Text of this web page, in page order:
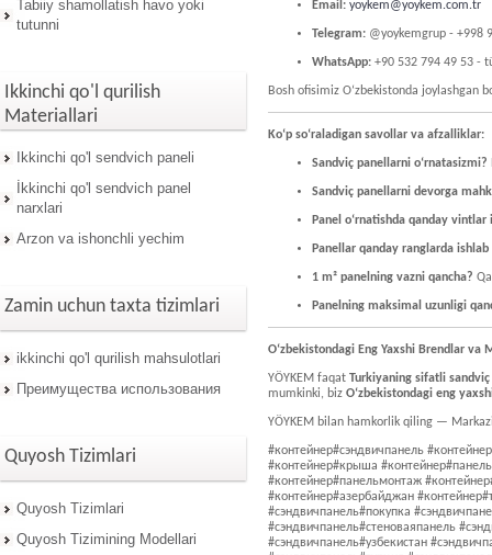
Tabiiy shamollatish havo yoki
tutunni
Ikkinchi qo'l qurilish
Materiallari
Ikkinchi qo'l sendvich paneli
İkkinchi qo'l sendvich panel
narxlari
Arzon va ishonchli yechim
Zamin uchun taxta tizimlari
ikkinchi qo'l qurilish mahsulotlari
Преимущества использования
Quyosh Tizimlari
Quyosh Tizimlari
Quyosh Tizimining Modellari
Email: yoykem@yoykem.com.tr
Telegram: @yoykemgrup - +998
WhatsApp: +90 532 794 49 53 -
Bosh ofisimiz O‘zbekistonda joylashgan
Ko‘p so‘raladigan savollar va afzalliklar:
Sandviç panellarni o‘rnatasizmi?
Sandviç panellarni devorga
Panel o‘rnatishda qanday
Panellar qanday ranglarda
1 m² panelning vazni qancha?
Panelning maksimal uzunligi
O‘zbekistondagi Eng Yaxshi Brendlar va
YÖYKEM faqat Turkiyaning sifatli
mumkinki, biz O‘zbekistondagi eng
YÖYKEM bilan hamkorlik qiling —
#контейнер#сэндвичпанель #контейнер#б/у #контейнер#продажа #контейнер#покупка #контейнер#монтаж #контейнер#строительство #контейнер#крыша #контейнер#панель #контейнер#стеноваяпанель #контейнер#холоднаякомната #контейнер#чистаякомната #контейнер#панельмонтаж #контейнер#узбекистан #контейнер#казахстан #контейнер#киргизия #контейнер#таджикистан #контейнер#азербайджан #контейнер#турция #контейнер#профпанель #сэндвичпанель#контейнер #сэндвичпанель#б/у #сэндвичпанель#продажа #сэндвичпанель#покупка #сэндвичпанель#монтаж #сэндвичпанель#строительство #сэндвичпанель#крыша #сэндвичпанель#панель #сэндвичпанель#стеноваяпанель #сэндвичпанель#холоднаякомната #сэндвичпанель#чистаякомната #сэндвичпанель#панельмонтаж #сэндвичпанель#узбекистан #сэндвичпанель#казахстан #сэндвичпанель#киргизия #сэндвичпанель#таджикистан #сэндвичпанель#азербайджан #сэндвичпанель#турция #сэндвичпанель#профпанель #б/у#контейнер #б/у#сэндвичпанель #б/у#продажа #б/у#покупка #б/у#монтаж #б/у#строительство #б/у#крыша #б/у#панель #б/у#стеноваяпанель #б/у#холоднаякомната #б/у#чистаякомната #б/у#панельмонтаж #б/у#узбекистан #б/у#казахстан #б/у#киргизия #б/у#таджикистан #б/у#азербайджан #б/у#турция #б/у#профпанель #продажа#контейнер #продажа#сэндвичпанель #продажа#б/у #продажа#покупка #продажа#монтаж #продажа#строительство #продажа#крыша #продажа#панель #продажа#стеноваяпанель #продажа#холоднаякомната #продажа#чистаякомната #продажа#панельмонтаж #продажа#узбекистан #продажа#казахстан #продажа#киргизия #продажа#таджикистан #продажа#азербайджан #продажа#турция #продажа#профпанель #покупка#контейнер #покупка#сэндвичпанель #покупка#б/у #покупка#продажа #покупка#монтаж #покупка#строительство #покупка#крыша #покупка#панель #покупка#стеноваяпанель #покупка#холоднаякомната #покупка#чистаякомната #покупка#панельмонтаж #покупка#узбекистан #покупка#казахстан #покупка#киргизия #покупка#таджикистан #покупка#азербайджан #покупка#турция #покупка#профпанель #монтаж#контейнер #монтаж#сэндвичпанель #монтаж#б/у #монтаж#продажа #монтаж#покупка #монтаж#строительство #монтаж#крыша #монтаж#панель #монтаж#стеноваяпанель #монтаж#холоднаякомната #монтаж#чистаякомната #монтаж#панельмонтаж #монтаж#узбекистан #монтаж#казахстан #монтаж#киргизия #монтаж#таджикистан #монтаж#азербайджан #монтаж#турция #монтаж#профпанель #строительство#контейнер #строительство#сэндвичпанель #строительство#б/у #строительство#продажа #строительство#покупка #строительство#монтаж #строительство#крыша #строительство#панель #строительство#стеноваяпанель #строительство#холоднаякомната #строительство#чистаякомната #строительство#панельмонтаж #строительство#узбекистан #строительство#казахстан #строительство#киргизия #строительство#таджикистан #строительство#азербайджан #строительство#турция #строительство#профпанель #крыша#контейнер